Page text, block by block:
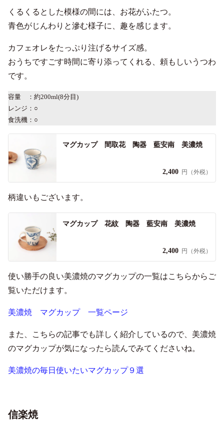
くるくるとした模様の間には、お花がふたつ。
青色がじんわりと滲む様子に、趣を感じます。
カフェオレをたっぷり注げるサイズ感。
おうちですごす時間に寄り添ってくれる、頼もしいうつわ
です。
容量 ：約200ml(8分目)
レンジ：○
食洗機：○
マグカップ 間取花 陶器 藍安南 美濃焼
2,400 円（外税）
柄違いもございます。
マグカップ 花紋 陶器 藍安南 美濃焼
2,400 円（外税）
使い勝手の良い美濃焼のマグカップの一覧はこちらからご
覧いただけます。
美濃焼 マグカップ 一覧ページ
また、こちらの記事でも詳しく紹介しているので、美濃焼
のマグカップが気になったら読んでみてくださいね。
美濃焼の毎日使いたいマグカップ９選
信楽焼